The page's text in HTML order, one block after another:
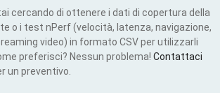
cercando di ottenere i dati di copertura della
o i test nPerf (velocità, latenza, navigazione,
video) in formato CSV per utilizzarli
preferisci? Nessun problema! Contattaci
un preventivo.